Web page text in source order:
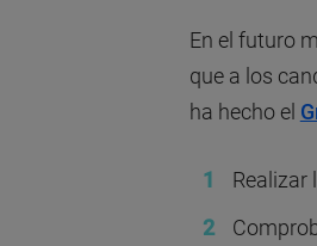
En el futuro
que a los
ha hecho el
Realizar